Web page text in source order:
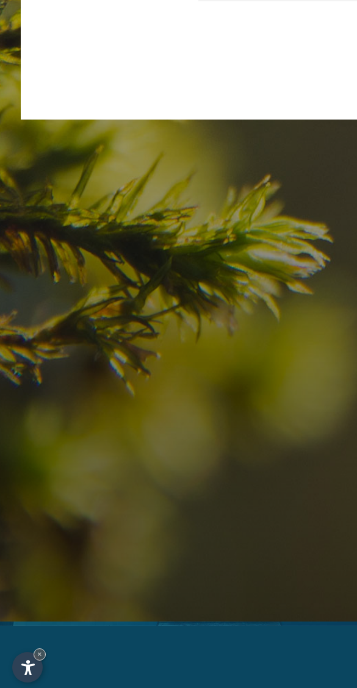
Haben Sie Ihr Traumziel
schon gefunden?
Prüfen Sie hier die Verfügbarkeit für
Ihren Urlaub in den Dolomiten
09 0
×